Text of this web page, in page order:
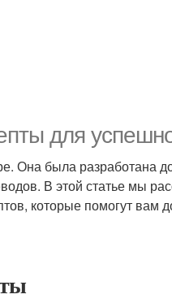
для
Она была разработана
В этой статье мы
которые помогут вам